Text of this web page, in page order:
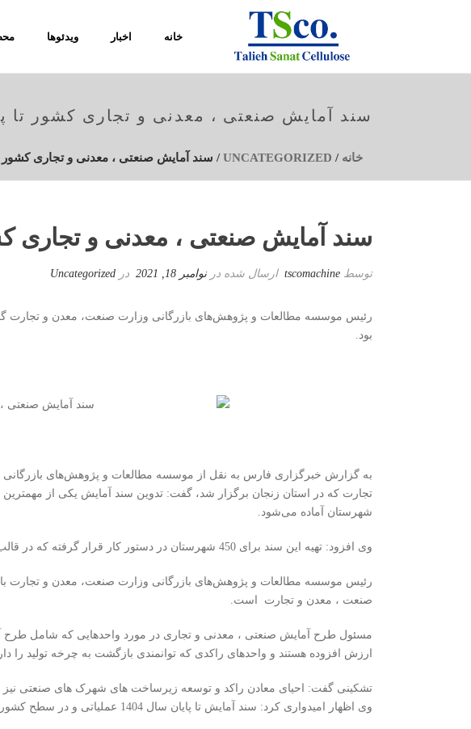
خانه اخبار ویدئوها
سند آمایش صنعتی ، معدنی و تجاری کشور تا پایان سال
خانه /
UNCATEGORIZED/ سند آمایش صنعتی ، معدنی و تجاری کشور تا پایان سال
سند آمایش صنعتی ، معدنی و تجاری کشور تا
توسط tscomachine ارسال شده درنوامبر 18, 2021 در Uncategorized
رئیس موسسه مطالعات و پژوهش‌های بازرگانی وزارت صنعت، معدن و تجارت
بود.
به گزارش خبرگزاری فارس به نقل از موسسه مطالعات و پژوهش‌های
تجارت که در استان زنجان برگزار شد، گفت: تدوین سند آمایش یکی از
شهرستان آماده می‌شود.
وی افزود: تهیه این سند برای 450 شهرستان در دستور کار قرار گرفته که در قالب سند شهرستانی ، استانی و ملی تعریف شده است.
رئیس موسسه مطالعات و پژوهش‌های بازرگانی وزارت صنعت، معدن و تجارت با
صنعت ، معدن و تجارت است.
ارزش افزوده هستند و واحدهای راکدی که توانمندی بازگشت به چرخه تولید را
تشکینی گفت: احیای معادن راکد و توسعه زیرساخت های شهرک های صنعتی
وی اظهار امیدواری کرد: سند آمایش تا پایان سال 1404 عملیاتی و در سطح کشور اجرا می‌شود.